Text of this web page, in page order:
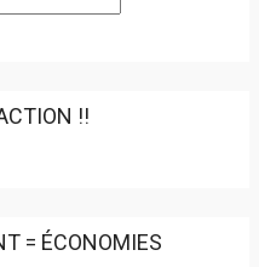
!!
= ÉCONOMIES